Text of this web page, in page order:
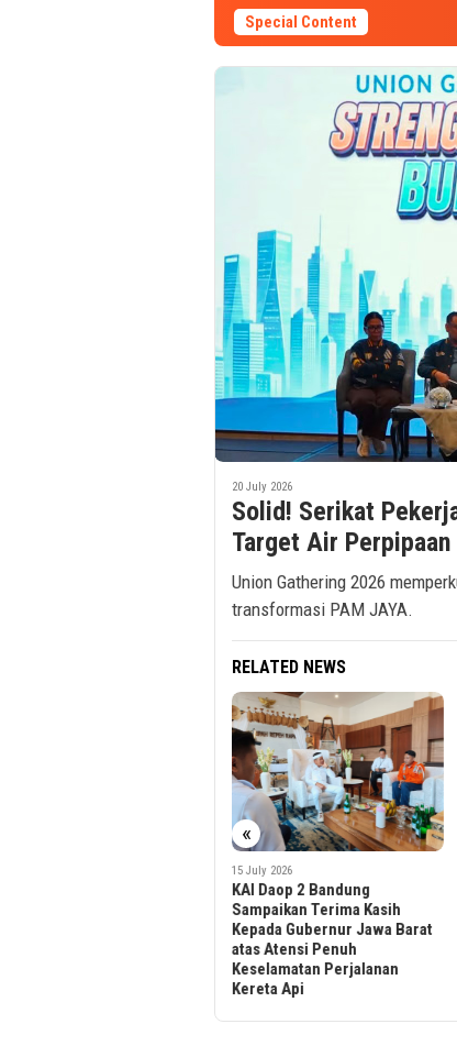
Special Content
20 July 2026
Solid! Serikat
Target Air
Union Gathering 2026
transformasi PAM JAYA.
RELATED NEWS
«
26 January 2026
Komitmen Lingkungan
Berkelanjutan, SUCOFINDO
Banjarmasin Raih Juara 1 Eco
Office